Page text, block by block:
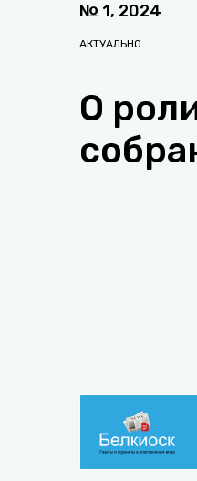
№ 1, 2024
АКТУАЛЬНО
О